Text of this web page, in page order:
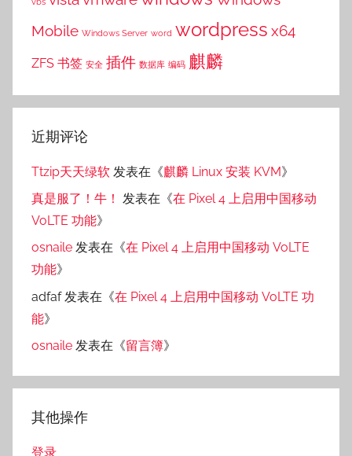
Mobile Windows Server word wordpress x64
ZFS 书签 安全 插件 数据库 编码 麒麟
近期评论
Ttzip天天绿软 发表在《麒麟 Linux 安装 KVM》
真是服了！牛！ 发表在《在 Pixel 4 上启用中国移动
VoLTE 功能》
osnaile 发表在《在 Pixel 4 上启用中国移动 VoLTE
功能》
adfaf发表在《在 Pixel 4 上启用中国移动 VoLTE 功
能》
osnaile 发表在《留言簿》
其他操作
登录